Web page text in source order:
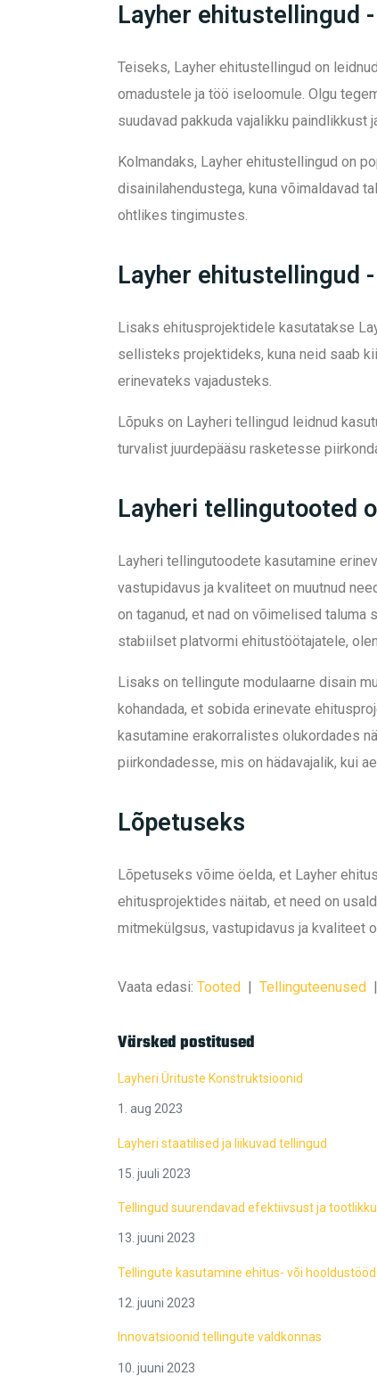
Layher ehitustellingud
Teiseks, Layher ehitustellingud on
omadustele ja töö iseloomule. Olgu
suudavad pakkuda vajalikku paindlikkust
Kolmandaks, Layher ehitustellingud on
disainilahendustega, kuna võimaldavad
ohtlikes tingimustes.
Layher ehitustellingud
Lisaks ehitusprojektidele kasutatakse
sellisteks projektideks, kuna neid saab
erinevateks vajadusteks.
Lõpuks on Layheri tellingud leidnud
turvalist juurdepääsu rasketesse
Layheri tellingutooted
Layheri tellingutoodete kasutamine
vastupidavus ja kvaliteet on muutnud
on taganud, et nad on võimelised taluma
stabiilset platvormi ehitustöötajatele,
Lisaks on tellingute modulaarne disain
kohandada, et sobida erinevate
kasutamine erakorralistes olukordades
piirkondadesse, mis on hädavajalik, kui
Lõpetuseks
Lõpetuseks võime öelda, et Layher
ehitusprojektides näitab, et need on
mitmekülgsus, vastupidavus ja kvaliteet
Vaata edasi: Tooted | Tellinguteenused |
Värsked postitused
Layheri Ürituste Konstruktsioonid
1. aug 2023
Layheri staatilised ja liikuvad tellingud
15. juuli 2023
Tellingud suurendavad efektiivsust ja
13. juuni 2023
Tellingute kasutamine ehitus- või
12. juuni 2023
Innovatsioonid tellingute valdkonnas
10. juuni 2023